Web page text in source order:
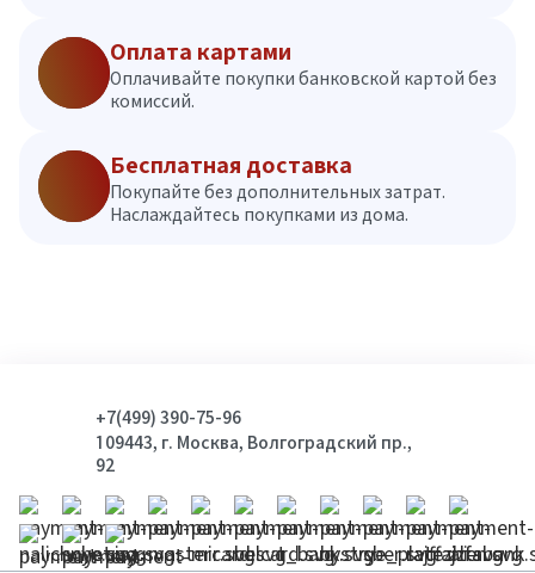
Оплата картами
Оплачивайте покупки банковской картой без
комиссий.
Бесплатная доставка
Покупайте без дополнительных затрат.
Наслаждайтесь покупками из дома.
+7(499) 390-75-96
109443, г. Москва, Волгоградский пр.,
92